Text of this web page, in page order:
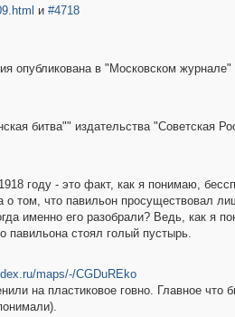
и #4718
опубликована в "Московском
битва"" издательства "Советская
году - это факт, как я понимаю,
том, что павильон просуществовал
именно его разобрали? Ведь, как я
павильона стоял голый пустырь.
maps/-/CGDuREko
на пластиковое говно. Главное что